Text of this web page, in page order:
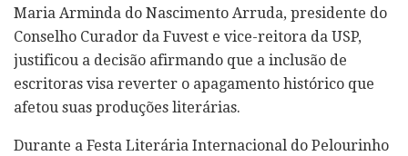
Maria Arminda do Nascimento Arruda, presidente do
Conselho Curador da Fuvest e vice-reitora da USP,
justificou a decisão afirmando que a inclusão de
escritoras visa reverter o apagamento histórico que
afetou suas produções literárias.
Durante a Festa Literária Internacional do Pelourinho